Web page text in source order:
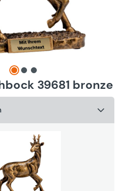
39681 bronze